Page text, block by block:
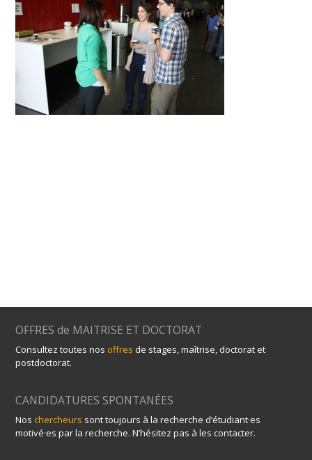
OFFRES de MAITRISE ET DOCTORAT
Consultez toutes nos offres de stages, maîtrise, doctorat et
postdoctorat.
CANDIDATURES SPONTANÉES
Noschercheurs sont toujours à la recherche d’étudiant·es
motivé·es par la recherche. N’hésitez pas à les contacter.